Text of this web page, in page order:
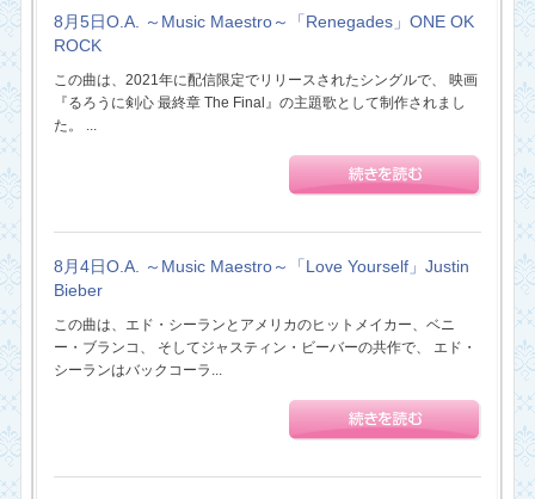
8月5日O.A. ～Music Maestro～「Renegades」ONE OK
ROCK
この曲は、2021年に配信限定でリリースされたシングルで、 映画
『るろうに剣心 最終章 The Final』の主題歌として制作されまし
た。 ...
8月4日O.A. ～Music Maestro～「Love Yourself」Justin
Bieber
この曲は、エド・シーランとアメリカのヒットメイカー、ベニ
ー・ブランコ、 そしてジャスティン・ビーバーの共作で、 エド・
シーランはバックコーラ...